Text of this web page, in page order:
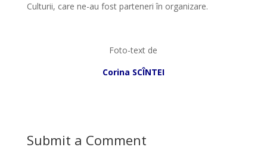
Culturii, care ne-au fost parteneri în organizare.
Foto-text de
Corina SCÎNTEI
Submit a Comment